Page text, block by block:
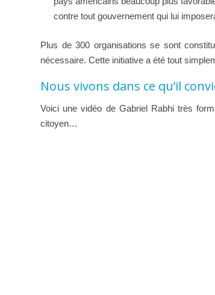
contre tout gouvernement qui lui
Plus de 300 organisations se sont
nécessaire. Cette initiative a été tout
Nous vivons dans ce qu’il
Voici une vidéo de Gabriel Rabhi très
citoyen…